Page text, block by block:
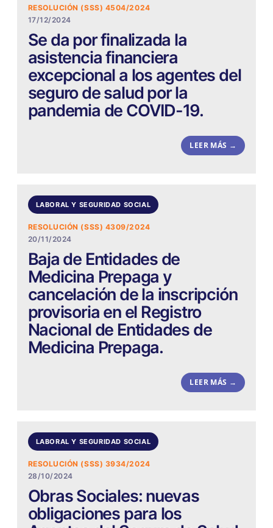
RESOLUCIÓN (SSS) 4504/2024
17/12/2024
Se da por finalizada la
asistencia financiera
excepcional a los agentes del
seguro de salud por la
pandemia de COVID-19.
LEER MÁS →
LABORAL Y SEGURIDAD SOCIAL
RESOLUCIÓN (SSS) 4309/2024
20/11/2024
Baja de Entidades de
Medicina Prepaga y
cancelación de la inscripción
provisoria en el Registro
Nacional de Entidades de
Medicina Prepaga.
LEER MÁS →
LABORAL Y SEGURIDAD SOCIAL
RESOLUCIÓN (SSS) 3934/2024
28/10/2024
Obras Sociales: nuevas
obligaciones para los